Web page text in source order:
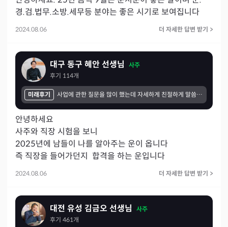
경.검.법무.소방.세무등 분야는 좋은 시기로 보여집니다
2024.08.06 더 자세한 답변 받기 >
대구 동구 혜안 선생님
사주
후기 114개
미래후기 사업에 관한 질문을 많이 했는데 자세하게 친절하게 말씀해 주셨고 만족합니다. 주로 계야건이나 상대방 업체가 어떤 상대인지 직원채용시 그 사람은 어떤사람인지 채용해도 될지를 많이 상담 했는데 잘 맞았어요.. 감사합니다~~~~~~~~
안녕하세요
사주와 직장 시험을 보니
2025년에 남들이 나를 알아주는 운이 옵니다
즉 직장을 들어가던지  합격을 하는 운입니다
2024.08.06 더 자세한 답변 받기 >
대전 유성 김금오 선생님
사주
후기 461개